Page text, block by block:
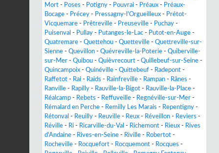
Mort - Poses - Potigny - Pouvrai - Préaux - Préaux-
Bocage - Précey - Pressagny-l'Orgueilleux - Prétot-
Vicquemare - Prêtreville - Preuseville - Puchay -
Puisenval - Pullay - Putanges-le-Lac - Putot-en-Auge -
Quatremare - Quettehou - Quetteville - Quettreville-sur-
Sienne - Quevillon - Quévreville-la-Poterie - Quiberville-
sur-Mer - Quibou - Quièvrecourt - Quillebeuf-sur-Seine -
Quincampoix - Quinéville - Quittebeuf - Radepont -
Raffetot - Rai - Raids - Rainfreville - Rampan - Rânes -
Ranville - Rapilly - Rauville-la-Bigot - Rauville-la-Place -
Réalcamp - Rebets - Reffuveille - Regnéville-sur-Mer -
Rémalard en Perche - Remilly Les Marais - Repentigny -
Rétonval - Reuilly - Reuville - Reux - Réveillon - Reviers -
Réville - Ri - Ricarville-du-Val - Richemont - Rieux - Rives
d'Andaine - Rives-en-Seine - Riville - Robertot -
Rocheville - Rocquefort - Rocquemont - Rocques -